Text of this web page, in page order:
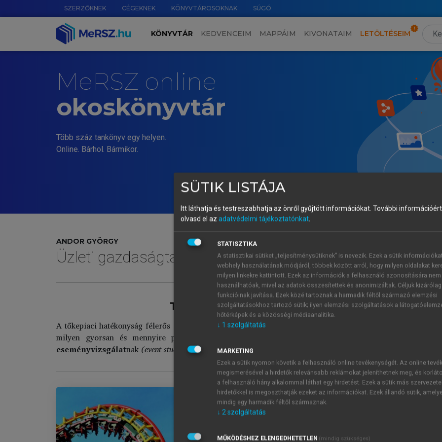
SZERZŐKNEK CÉGEKNEK KÖNYVTÁROSOKNAK SÚGÓ
KÖNYVTÁR KEDVENCEIM MAPPÁIM KIVONATAIM LETÖLTÉSEIM
MeRSZ online
okoskönyvtár
Több száz tankönyv egy helyen.
Online. Bárhol. Bármikor.
ANDOR GYÖRGY
Üzleti gazdaságtan
Tőkepiaci hatékonyság félerős szintjének
A tőkepiaci hatékonyság félerős szintjének tesztjei azt vizsgálják, hogy a nyilvánosan bejelentett, a
milyen gyorsan és mennyire pontosan épülnek be az értékpapírok árfolyamaiba. Az ilyen irányú
eseményvizsgálatnak (event study) nevezik.
TARTALOMJEGYZÉK
Impresszum
SÜTIK LISTÁJA
Itt láthatja és testreszabhatja az önről gyűjtött információkat. További
olvasd el az adatvédelmi tájékoztatónkat.
STATISZTIKA
A statisztikai sütiket „teljesítménysütiknek” is nevezik. Ezek a sütik
webhely használatának módjáról, többek között arról, hogy milyen oldalakat
milyen linkekre kattintott. Ezek az információk a felhasználó azonosítására nem
használhatóak, mivel az adatok összesítettek és anonimizáltak. Céljuk
funkcióinak javítása. Ezek közé tartoznak a harmadik féltől származó elemzési
szolgáltatásokhoz tartozó sütik; ilyen elemzési szolgáltatások a
hőtérképek és a közösségi médiaanalitika.
↓ 1 szolgáltatás
MARKETING
Ezek a sütik nyomon követik a felhasználó online tevékenységét. Az online
megismerésével a hirdetők relevánsabb reklámokat jeleníthetnek meg, és
a felhasználó hány alkalommal láthat egy hirdetést. Ezek a sütik más
hirdetőkkel is megoszthatják ezeket az információkat. Ezek állandó sütik,
mindig egy harmadik féltől származnak.
↓ 2szolgáltatás
MŰKÖDÉSHEZ ELENGEDHETETLEN (mindig szükséges)